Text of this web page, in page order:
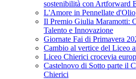
sostenibilità con Artforward
L'Amore in Pennellate d'Olio
Il Premio Giulia Maramotti:
Talento e Innovazione
Giornate Fai di Primavera
Cambio al vertice del Liceo
Liceo Chierici crocevia
Castelnovo di Sotto parte il
Chierici